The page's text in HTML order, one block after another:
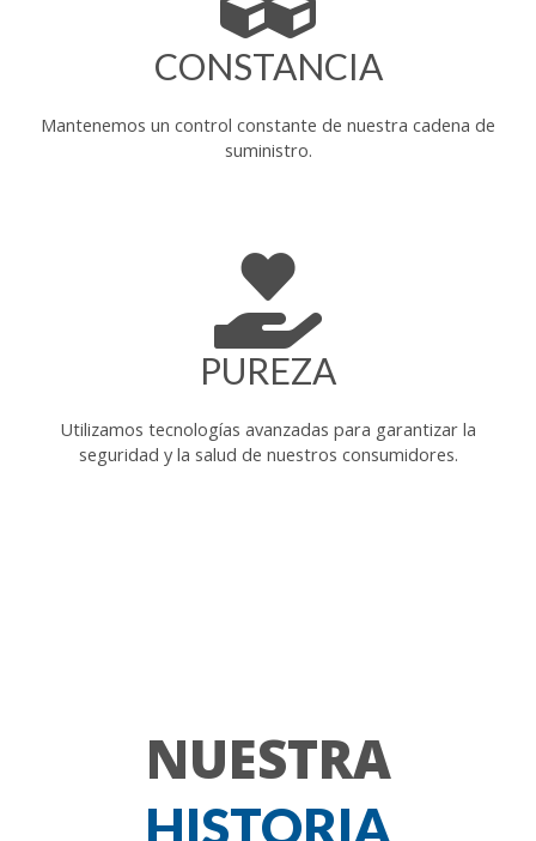
CONSTANCIA
Mantenemos un control constante de nuestra cadena de
suministro.
PUREZA
Utilizamos tecnologías avanzadas para garantizar la
seguridad y la salud de nuestros consumidores.
NUESTRA
HISTORIA